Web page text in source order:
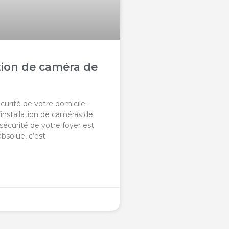
de caméra de
de votre domicile :
de caméras de
de votre foyer est
c’est